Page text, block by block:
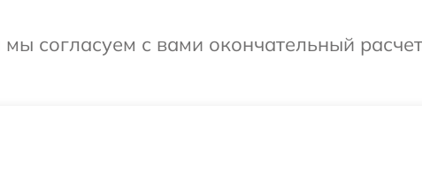
согласуем с вами окончательный